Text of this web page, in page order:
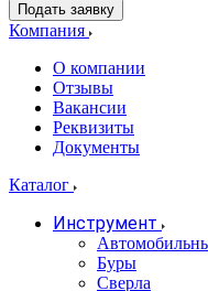
Подать заявку
Компания
О компании
Отзывы
Вакансии
Реквизиты
Документы
Каталог
Инструмент
Буры
Сверла